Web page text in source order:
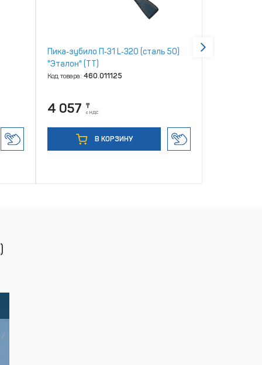
Пика‑зубило П‑31 L‑320 (сталь 50)
"Эталон" (ТТ)
Код товара: 460.011125
4 057 ₸
с НДС
В КОРЗИНУ